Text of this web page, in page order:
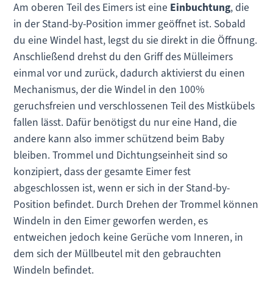
Am oberen Teil des Eimers ist eine Einbuchtung, die
in der Stand-by-Position immer geöffnet ist. Sobald
du eine Windel hast, legst du sie direkt in die Öffnung.
Anschließend drehst du den Griff des Mülleimers
einmal vor und zurück, dadurch aktivierst du einen
Mechanismus, der die Windel in den 100%
geruchsfreien und verschlossenen Teil des Mistkübels
fallen lässt. Dafür benötigst du nur eine Hand, die
andere kann also immer schützend beim Baby
bleiben. Trommel und Dichtungseinheit sind so
konzipiert, dass der gesamte Eimer fest
abgeschlossen ist, wenn er sich in der Stand-by-
Position befindet. Durch Drehen der Trommel können
Windeln in den Eimer geworfen werden, es
entweichen jedoch keine Gerüche vom Inneren, in
dem sich der Müllbeutel mit den gebrauchten
Windeln befindet.